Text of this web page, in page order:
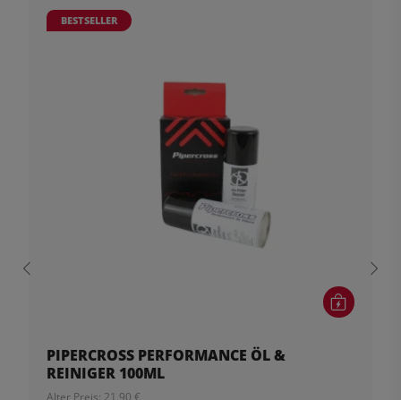
BESTSELLER
PIPERCROSS PERFORMANCE ÖL &
REINIGER 100ML
Alter Preis: 21,90 €